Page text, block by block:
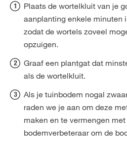
Plaats de wortelkluit van je
aanplanting enkele minuten
zodat de wortels zoveel
opzuigen.
Graaf een plantgat dat
als de wortelkluit.
Als je tuinbodem nogal
raden we je aan om deze
maken en te vermengen
bodemverbeteraar om de